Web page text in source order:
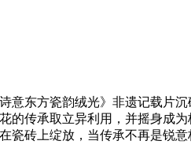
东方瓷韵绒光》非遗记载片沉
传承取立异利用，并摇身成
砖上绽放，当传承不再是锐